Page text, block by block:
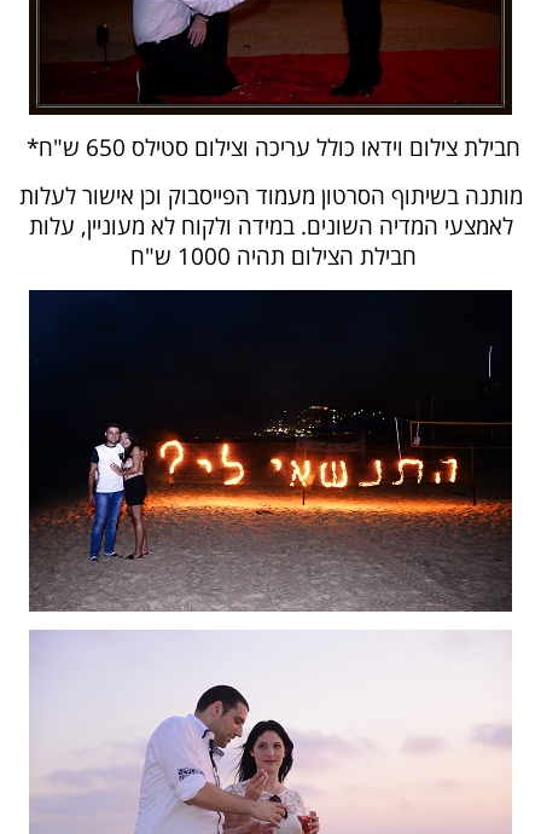
חבילת צילום וידאו כולל עריכה וצילום סטילס 650 ש"ח*
מותנה בשיתוף הסרטון מעמוד הפייסבוק וכן אישור לעלות
לאמצעי המדיה השונים. במידה ולקוח לא מעוניין, עלות
חבילת הצילום תהיה 1000 ש"ח